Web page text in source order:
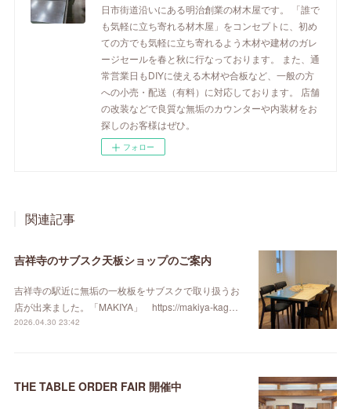
日市街道沿いにある明治創業の材木屋です。 「誰で
も気軽に立ち寄れる材木屋」をコンセプトに、初め
ての方でも気軽に立ち寄れるよう木材や建材のガレ
ージセールを春と秋に行なっております。 また、通
常営業日もDIYに使える木材や合板など、一般の方
への小売・配送（有料）に対応しております。 店舗
の改装などで良質な無垢のカウンターや内装材をお
探しのお客様はぜひ。
フォロー
関連記事
吉祥寺のサブスク天板ショップのご案内
吉祥寺の駅近に無垢の一枚板をサブスクで取り扱うお
店が出来ました。「MAKIYA」 https://makiya-kag…
2026.04.30 23:42
THE TABLE ORDER FAIR 開催中